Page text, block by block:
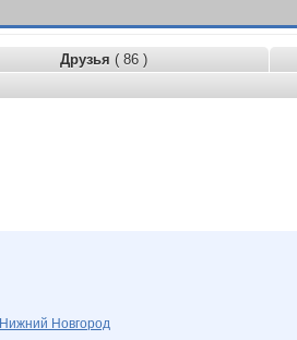
Друзья ( 86 )
Нижний Новгород